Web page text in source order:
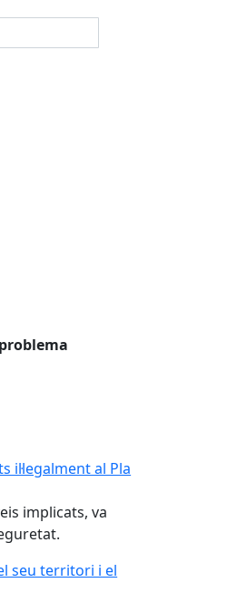
problema
al Pla
implicats, va
seu territori i el